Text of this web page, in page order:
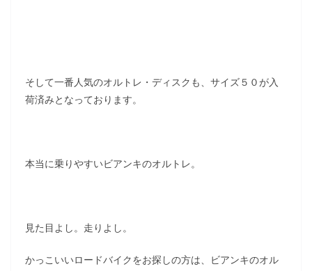
そして一番人気のオルトレ・ディスクも、サイズ５０が入
荷済みとなっております。
本当に乗りやすいビアンキのオルトレ。
見た目よし。走りよし。
かっこいいロードバイクをお探しの方は、ビアンキのオル